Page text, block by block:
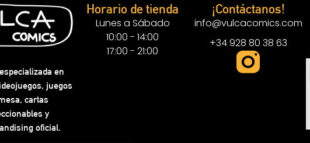
en
juegos
cartas
y
oficial.
Horario de tienda
Lunes a Sábado
10:00 - 14:00
17:00 - 21:00
¡Contáctanos!
info@vulcacomics.com
+34 928 80 38 63